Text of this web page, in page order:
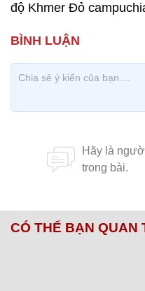
độ Khmer Đỏ
CÓ THỂ BẠN QUAN